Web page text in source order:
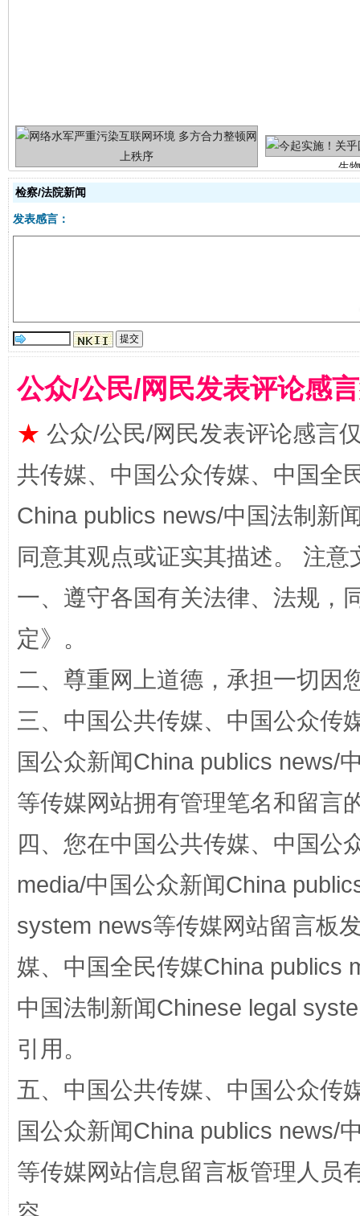
招工难、用工荒背后
检察/法院新闻
发表感言：
公众/公民/网民发表评论感
★ 公众/公民/网民发表评论感言
共传媒、中国公众传媒、中国全
China publics news/中国法制新
同意其观点或证实其描述。 注
一、遵守各国有关法律、法规，
定》。
二、尊重网上道德，承担一切因
三、中国公共传媒、中国公众传
国公众新闻China publics news/
等传媒网站拥有管理笔名和留言
四、您在中国公共传媒、中国公
media/中国公众新闻China
system news等传媒网站留言板
媒、中国全民传媒China publics
中国法制新闻Chinese legal
引用。
五、中国公共传媒、中国公众传
国公众新闻China publics news/
等传媒网站信息留言板管理人员